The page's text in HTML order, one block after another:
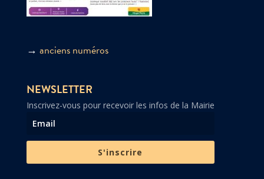
→ anciens numéros
NEWSLETTER
Inscrivez-vous pour recevoir les infos de la Mairie
S'inscrire